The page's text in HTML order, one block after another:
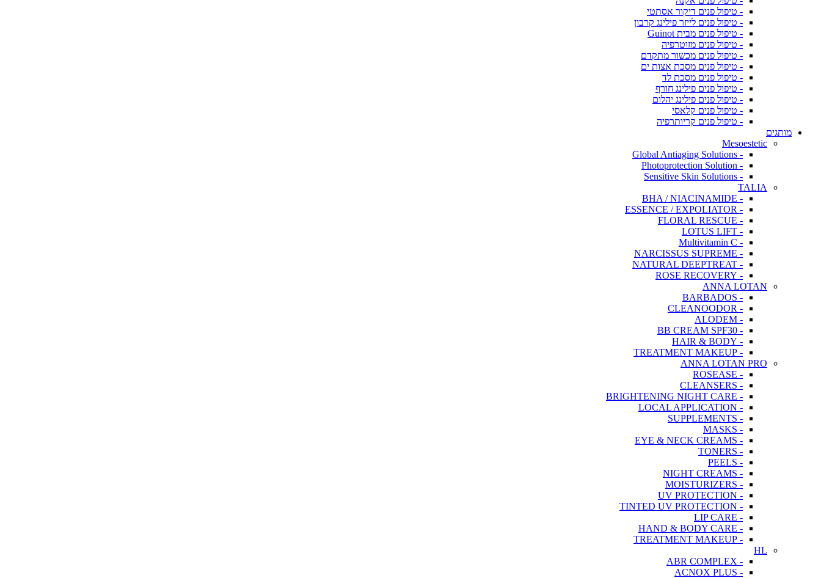
- טיפול פנים דיקור אסתטי
- טיפול פנים לייזר פילינג קרבון
- טיפול פנים מבית Guinot
- טיפול פנים מזוטרפיה
- טיפול פנים מכשור מתקדם
- טיפול פנים מסכת אצות ים
- טיפול פנים מסכת לד
- טיפול פנים פילינג חורף
- טיפול פנים פילינג יהלום
- טיפול פנים קלאסי
- טיפול פנים קריותרפיה
מותגים
Mesoestetic
- Global Antiaging Solutions
- Photoprotection Solution
- Sensitive Skin Solutions
TALIA
- BHA / NIACINAMIDE
- ESSENCE / EXPOLIATOR
- FLORAL RESCUE
- LOTUS LIFT
- Multivitamin C
- NARCISSUS SUPREME
- NATURAL DEEPTREAT
- ROSE RECOVERY
ANNA LOTAN
- BARBADOS
- CLEANOODOR
- ALODEM
- BB CREAM SPF30
- HAIR & BODY
- TREATMENT MAKEUP
ANNA LOTAN PRO
- ROSEASE
- CLEANSERS
- BRIGHTENING NIGHT CARE
- LOCAL APPLICATION
- SUPPLEMENTS
- MASKS
- EYE & NECK CREAMS
- TONERS
- PEELS
- NIGHT CREAMS
- MOISTURIZERS
- UV PROTECTION
- TINTED UV PROTECTION
- LIP CARE
- HAND & BODY CARE
- TREATMENT MAKEUP
HL
- ABR COMPLEX
- ACNOX PLUS